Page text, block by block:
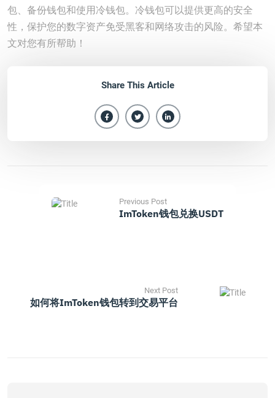
包、备份钱包和使用冷钱包。冷钱包可以提供更高的安全
性，保护您的数字资产免受黑客和网络攻击的风险。希望本
文对您有所帮助！
Share This Article
Previous Post
ImToken钱包兑换USDT
Next Post
如何将imToken钱包转到交易平台